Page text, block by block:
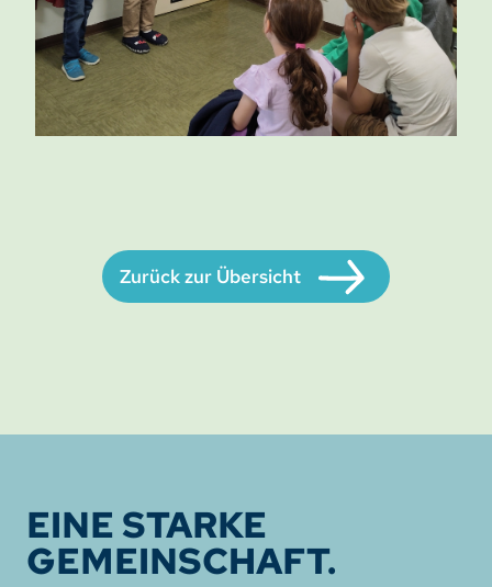
Zurück zur Übersicht
EINE STARKE
GEMEINSCHAFT.